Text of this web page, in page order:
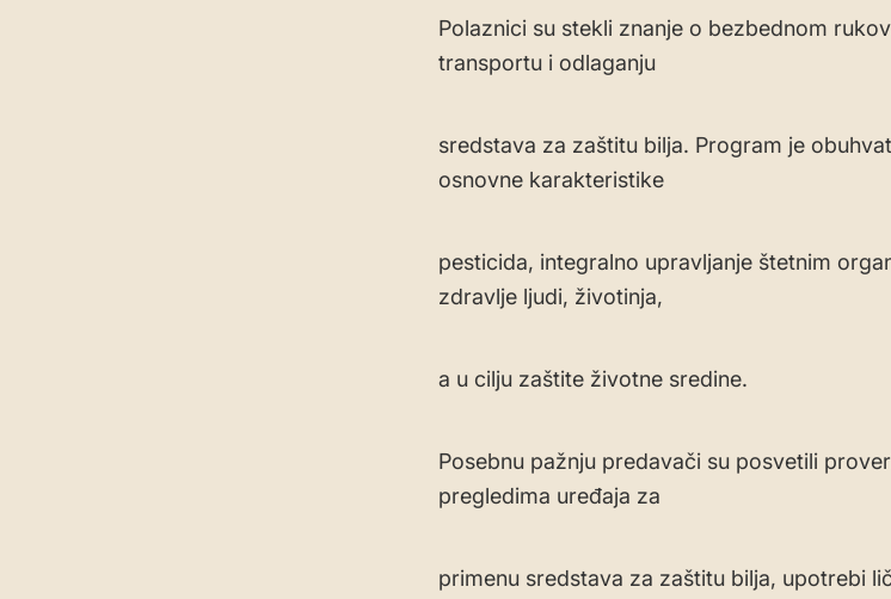
Polaznici su stekli znanje o bezbednom
transportu i odlaganju
sredstava za zaštitu bilja. Program je
osnovne karakteristike
pesticida, integralno upravljanje štetnim
zdravlje ljudi, životinja,
a u cilju zaštite životne sredine.
Posebnu pažnju predavači su posvetili
pregledima uređaja za
primenu sredstava za zaštitu bilja, upotrebi